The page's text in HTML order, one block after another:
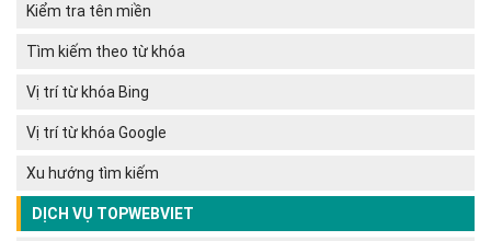
Kiểm tra tên miền
Tìm kiếm theo từ khóa
Vị trí từ khóa Bing
Vị trí từ khóa Google
Xu hướng tìm kiếm
DỊCH VỤ TOPWEBVIET